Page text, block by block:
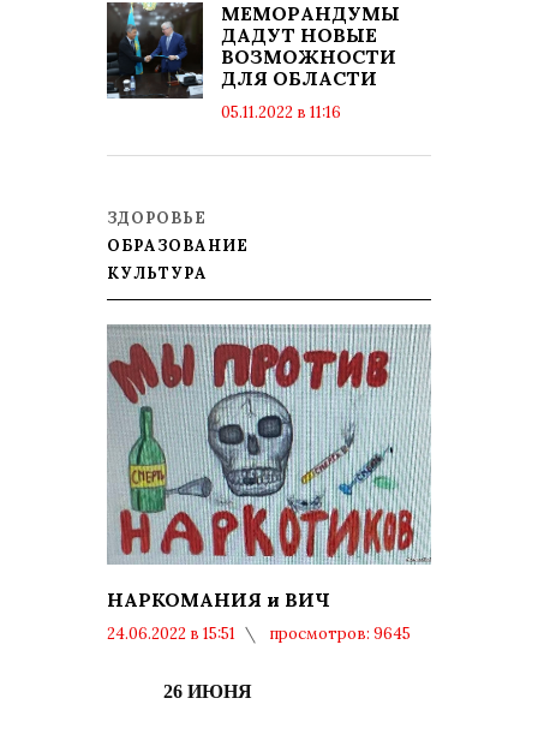
МЕМОРАНДУМЫ
ДАДУТ НОВЫЕ
ВОЗМОЖНОСТИ
ДЛЯ ОБЛАСТИ
05.11.2022 в 11:16
комментариев: 0
ЗДОРОВЬЕ
ОБРАЗОВАНИЕ
КУЛЬТУРА
НАРКОМАНИЯ и ВИЧ
24.06.2022 в 15:51
просмотров: 9645
26 ИЮНЯ